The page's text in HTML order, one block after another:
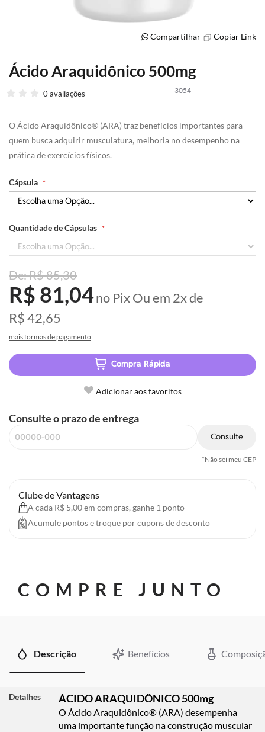
Ácido Araquidônico 500mg
3054
0 avaliações
O Ácido Araquidônico® (ARA) traz benefícios importantes para
quem busca adquirir musculatura, melhoria no desempenho na
prática de exercícios físicos.
Cápsula
Quantidade de Cápsulas
R$ 85,30
R$ 81,04no PixOu em 2xde
R$ 42,65
mais formas de pagamento
Compra Rápida
Adicionar aos favoritos
Consulte o prazo de entrega
Consulte
*Não sei meu CEP
Clube de Vantagens
A cada R$ 5,00 em compras, ganhe 1 ponto
Acumule pontos e troque por cupons de desconto
Compartilhar Copiar Link
Saltar
para
Galeria
de
imagens
COMPRE JUNTO
Descrição Benefícios
Detalhes ÁCIDO ARAQUIDÔNICO 500mg
O Ácido Araquidônico® (ARA) desempenha
uma importante função na construção muscular